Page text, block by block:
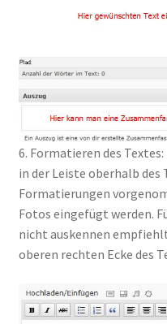
6. Formatieren des
in der Leiste oberhalb des
Formatierungen
Fotos eingefügt werden.
nicht auskennen
oberen rechten Ecke des